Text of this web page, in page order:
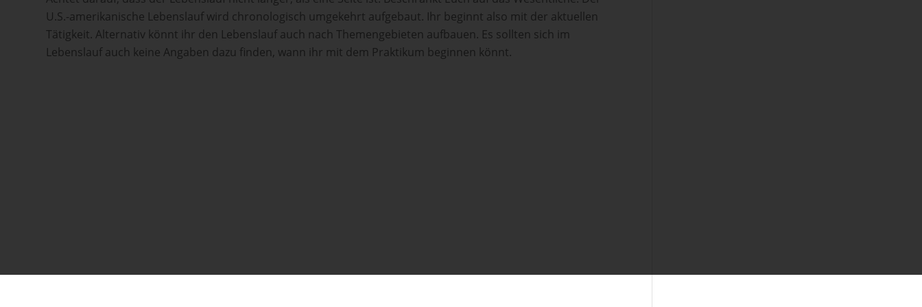
U.S.-amerikanische Lebenslauf wird chronologisch umgekehrt aufgebaut. Ihr beginnt also mit der aktuellen
Tätigkeit. Alternativ könnt ihr den Lebenslauf auch nach Themengebieten aufbauen. Es sollten sich im
Lebenslauf auch keine Angaben dazu finden, wann ihr mit dem Praktikum beginnen könnt.